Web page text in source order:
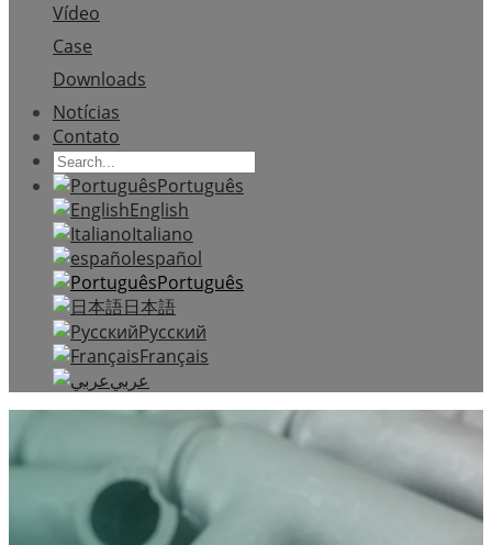
Vídeo
Case
Downloads
Notícias
Contato
Português
English
Italiano
español
Português
日本語
Русский
Français
عربي